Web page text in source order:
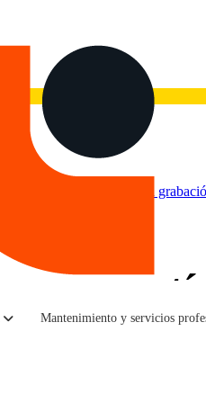
Mantenimiento y servicios
de las redes Ve la